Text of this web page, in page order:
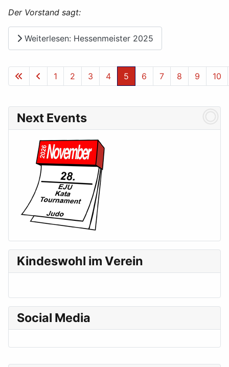
Der Vorstand sagt:
Weiterlesen: Hessenmeister 2025
Seite 5 von 24
1 2 3 4 5 6 7 8 9 10
Next Events
Kindeswohl im Verein
Social Media